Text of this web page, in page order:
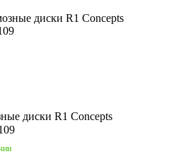
диски R1 Concepts